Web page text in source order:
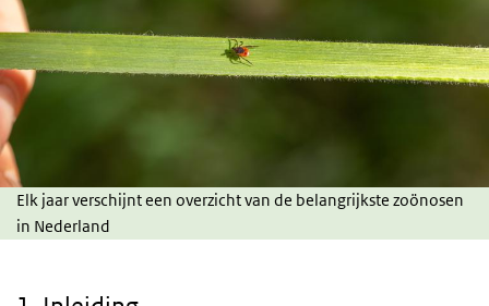
Elk jaar verschijnt een overzicht van de belangrijkste zoönosen
in Nederland